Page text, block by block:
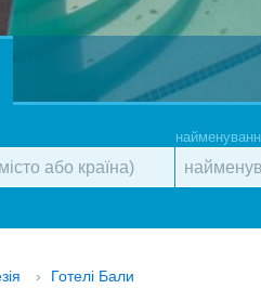
› Готелі Бали